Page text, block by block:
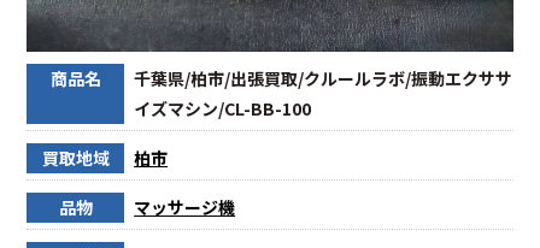
商品名
千葉県/柏市/出張買取/クルールラボ/振動エクササ
イズマシン/CL-BB-100
買取地域 柏市
品物 マッサージ機